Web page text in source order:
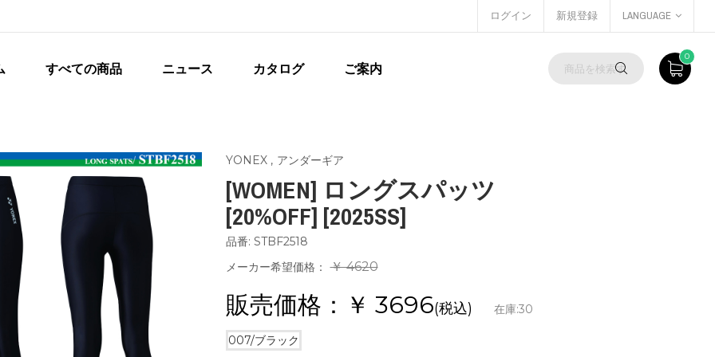
ログイン 新規登録 LANGUAGE
すべての商品 ニュース カタログ ご案内
0
YONEX, アンダーギア
[WOMEN] ロングスパッツ
[20%OFF] [2025SS]
品番: STBF2518
メーカー希望価格： ￥ 4620
販売価格：￥ 3696(税込) 在庫:30
007/ブラック